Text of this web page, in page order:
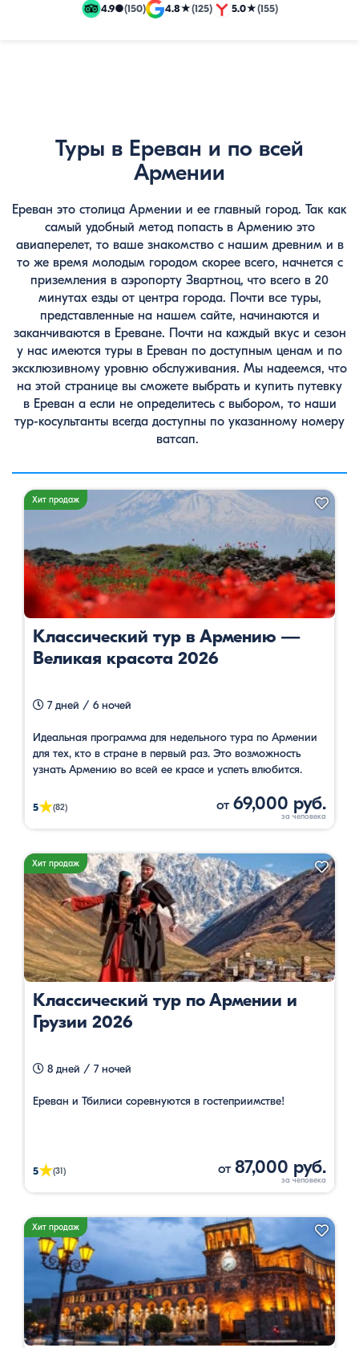
4.9●(150) 4.8★(125) 5.0★(155)
Туры в Ереван и по всей
Армении
Ереван это столица Армении и ее главный город. Так как
самый удобный метод попасть в Армению это
авиаперелет, то ваше знакомство с нашим древним и в
то же время молодым городом скорее всего, начнется с
приземления в аэропорту Звартноц, что всего в 20
минутах езды от центра города. Почти все туры,
представленные на нашем сайте, начинаются и
заканчиваются в Ереване. Почти на каждый вкус и сезон
у нас имеются туры в Ереван по доступным ценам и по
эксклюзивному уровню обслуживания. Мы надеемся, что
на этой странице вы сможете выбрать и купить путевку
в Ереван а если не определитесь с выбором, то наши
тур-косультанты всегда доступны по указанному номеру
ватсап.
Хит продаж
Классический тур в Армению —
Великая красота 2026
7 дней / 6 ночей
Идеальная программа для недельного тура по Армении
для тех, кто в стране в первый раз. Это возможность
узнать Армению во всей ее красе и успеть влюбится.
5★(82) от 69,000 руб.
Хит продаж
Классический тур по Армении и
Грузии 2026
8 дней / 7 ночей
Ереван и Тбилиси соревнуются в гостеприимстве!
5★(31) от 87,000 руб.
Хит продаж